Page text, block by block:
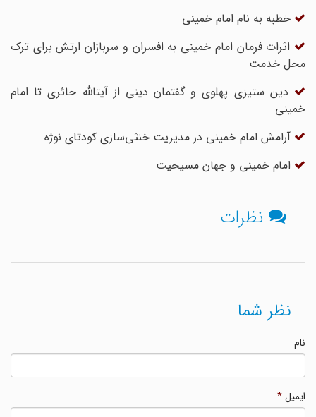
خطبه به نام امام خمینی
اثرات فرمان امام خمینی به افسران و سربازان ارتش برای ترک
محل خدمت
دین ‎ستیزی پهلوی و گفتمان دینی از آیت‎الله حائری تا امام
خمینی
آرامش امام خمینی در مدیریت خنثی‌سازی کودتای نوژه
امام خمینی و جهان مسیحیت
نظرات
نظر شما
ایمیل*